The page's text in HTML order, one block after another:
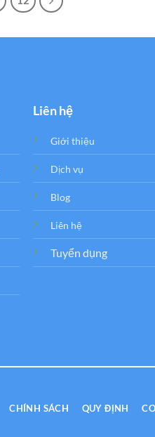
Liên hệ
Giới thiệu
Dịch vụ
Blog
Liên hệ
Tuyển dụng
CHÍNH SÁCH QUY ĐỊNH